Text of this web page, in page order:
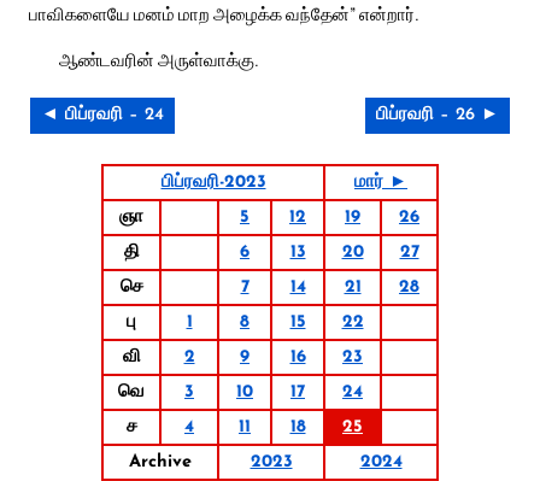
பாவிகளையே மனம் மாற அழைக்க வந்தேன்” என்றார்.
ஆண்டவரின் அருள்வாக்கு.
◄ பிப்ரவரி – 24 பிப்ரவரி – 26 ►
பிப்ரவரி-2023
மார் ►
ஞா
5 12 19
26
தி
6 13 20
27
செ
7 14 21
28
பு
1 8 15
22
வி
2 9 16
23
வெ
3 10 17
24
ச
4 11 18
25
Archive
2023 2024